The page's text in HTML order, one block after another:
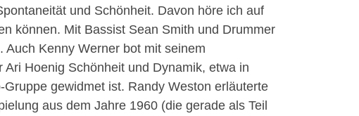
und Schönheit. Davon höre ich auf
können. Mit Bassist Sean Smith und Drummer
Auch Kenny Werner bot mit seinem
Hoenig Schönheit und Dynamik, etwa in
gewidmet ist. Randy Weston erläuterte
aus dem Jahre 1960 (die gerade als Teil